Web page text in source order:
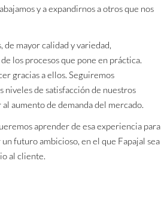
y a expandirnos a otros que nos
mayor calidad y variedad,
los procesos que pone en práctica.
gracias a ellos. Seguiremos
de satisfacción de nuestros
aumento de demanda del mercado.
aprender de esa experiencia para
futuro ambicioso, en el que Fapajal sea
al cliente.